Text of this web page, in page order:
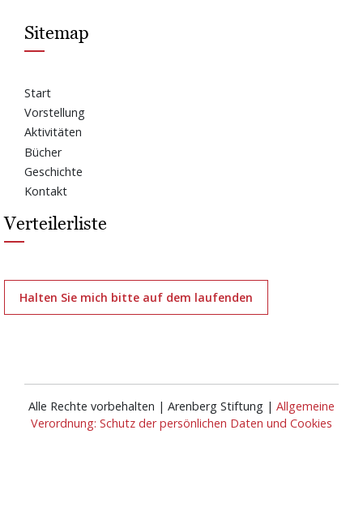
Sitemap
Start
Vorstellung
Aktivitäten
Bücher
Geschichte
Kontakt
Verteilerliste
Halten Sie mich bitte auf dem laufenden
Alle Rechte vorbehalten | Arenberg Stiftung | Allgemeine
Verordnung: Schutz der persönlichen Daten und Cookies